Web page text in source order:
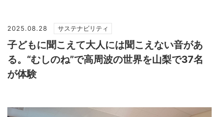
2025.08.28 サステナビリティ
子どもに聞こえて大人には聞こえない音があ
る。“むしのね”で高周波の世界を山梨で37名
が体験